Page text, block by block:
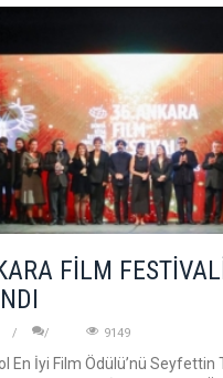
FİLM
9149
En İyi Film Ödülü’nü Seyfettin